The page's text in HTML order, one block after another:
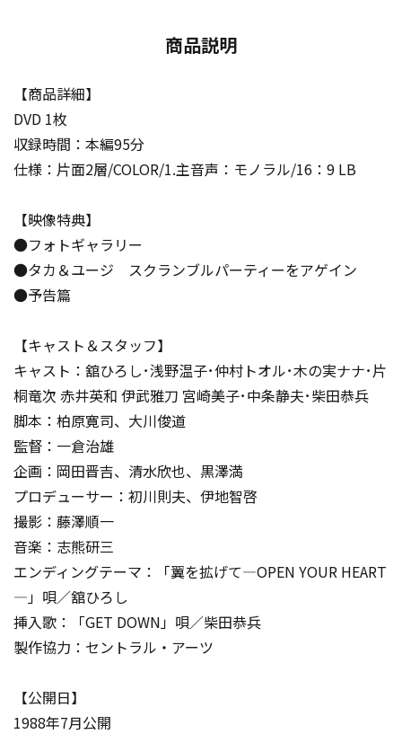
商品説明
【商品詳細】
DVD 1枚
収録時間：本編95分
仕様：片面2層/COLOR/1.主音声：モノラル/16：9 LB
【映像特典】
●フォトギャラリー
●タカ＆ユージ スクランブルパーティーをアゲイン
●予告篇
【キャスト＆スタッフ】
キャスト：舘ひろし･浅野温子･仲村トオル･木の実ナナ･片
桐竜次 赤井英和 伊武雅刀 宮崎美子･中条静夫･柴田恭兵
脚本：柏原寛司、大川俊道
監督：一倉治雄
企画：岡田晋吉、清水欣也、黒澤満
プロデューサー：初川則夫、伊地智啓
撮影：藤澤順一
音楽：志熊研三
エンディングテーマ：「翼を拡げて―OPEN YOUR HEART
―」唄／舘ひろし
挿入歌：「GET DOWN」唄／柴田恭兵
製作協力：セントラル・アーツ
【公開日】
1988年7月公開